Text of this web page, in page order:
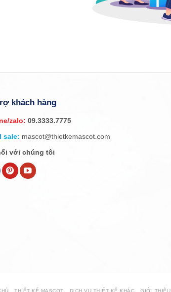
khách hàng
zalo: 09.3333.7775
sale: mascot@thietkemascot.com
với chúng tôi
THIẾT KẾ MASCOT DỊCH VỤ THIẾT KẾ KHÁC GIỚI THIỆU